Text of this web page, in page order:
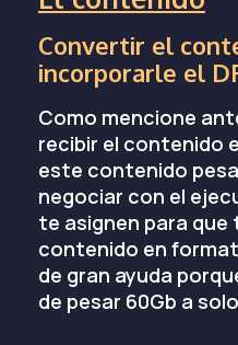
Convertir el
incorporarle el
Como mencione
recibir el contenido
este contenido
negociar con el
te asignen para que
contenido en
de gran ayuda
de pesar 60Gb a